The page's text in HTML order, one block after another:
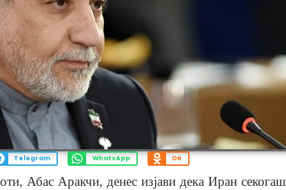
Telegram WhatsApp OK
Абас Аракчи, денес изјави дека Иран секогаш